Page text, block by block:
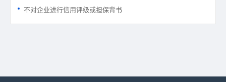
不对企业进行信用评级或担保背书